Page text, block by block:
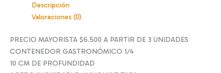
Descripción
Valoraciones (0)
PRECIO MAYORISTA $6.500 A PARTIR DE 3 UNIDADES
CONTENEDOR GASTRONÓMICO 1/4
10 CM DE PROFUNDIDAD